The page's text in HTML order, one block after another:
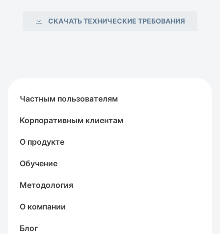
СКАЧАТЬ ТЕХНИЧЕСКИЕ ТРЕБОВАНИЯ
Частным пользователям
Корпоративным клиентам
О продукте
Обучение
Методология
О компании
Блог